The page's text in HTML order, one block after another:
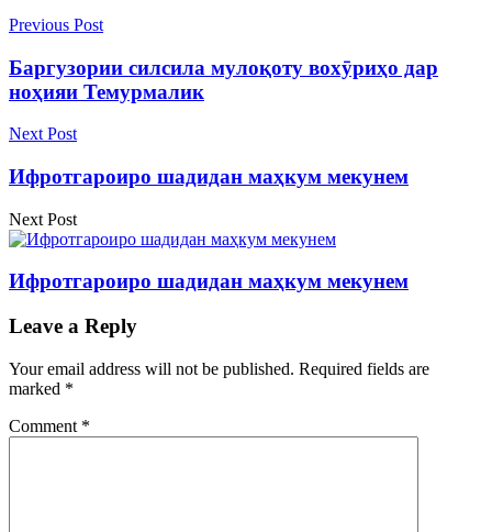
Previous Post
Баргузории силсила мулоқоту вохӯриҳо дар
ноҳияи Темурмалик
Next Post
Ифротгароиро шадидан маҳкум мекунем
Next Post
Ифротгароиро шадидан маҳкум мекунем
Leave a Reply
Your email address will not be published. Required fields are
marked *
Comment *